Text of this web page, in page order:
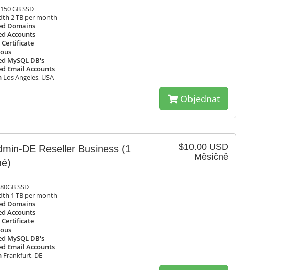
150 GB SSD
2 TB per month
Domains
Accounts
Certificate
MySQL DB's
Email Accounts
Los Angeles, USA
Objednat
$10.00 USD
Měsíčně
DE Reseller Business (1
80GB SSD
1 TB per month
Domains
Accounts
Certificate
MySQL DB's
Email Accounts
Frankfurt, DE